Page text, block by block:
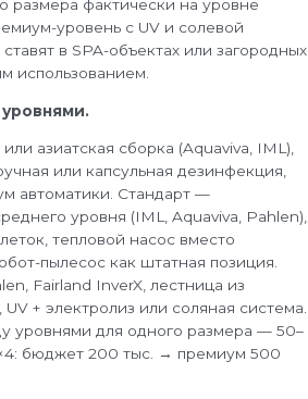
размера фактически на уровне
уровень с UV и солевой
в SPA-объектах или загородных
использованием.
азиатская сборка (Aquaviva, IML),
или капсульная дезинфекция,
автоматики. Стандарт —
уровня (IML, Aquaviva, Pahlen),
тепловой насос вместо
пылесос как штатная позиция.
Fairland InverX, лестница из
UV + электролиз или соляная система.
уровнями для одного размера — 50–
бюджет 200 тыс. → премиум 500